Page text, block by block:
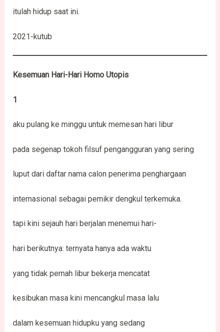
itulah hidup saat ini.
2021-kutub
Kesemuan Hari-Hari Homo Utopis
1
aku pulang ke minggu untuk memesan hari libur
pada segenap tokoh filsuf pengangguran yang sering
luput dari daftar nama calon penerima penghargaan
internasional sebagai pemikir dengkul terkemuka.
tapi kini sejauh hari berjalan menemui hari-
hari berikutnya: ternyata hanya ada waktu
yang tidak pernah libur bekerja mencatat
kesibukan masa kini mencangkul masa lalu
dalam kesemuan hidupku yang sedang